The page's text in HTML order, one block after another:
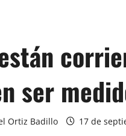
ser
Ortiz Badillo 17 de